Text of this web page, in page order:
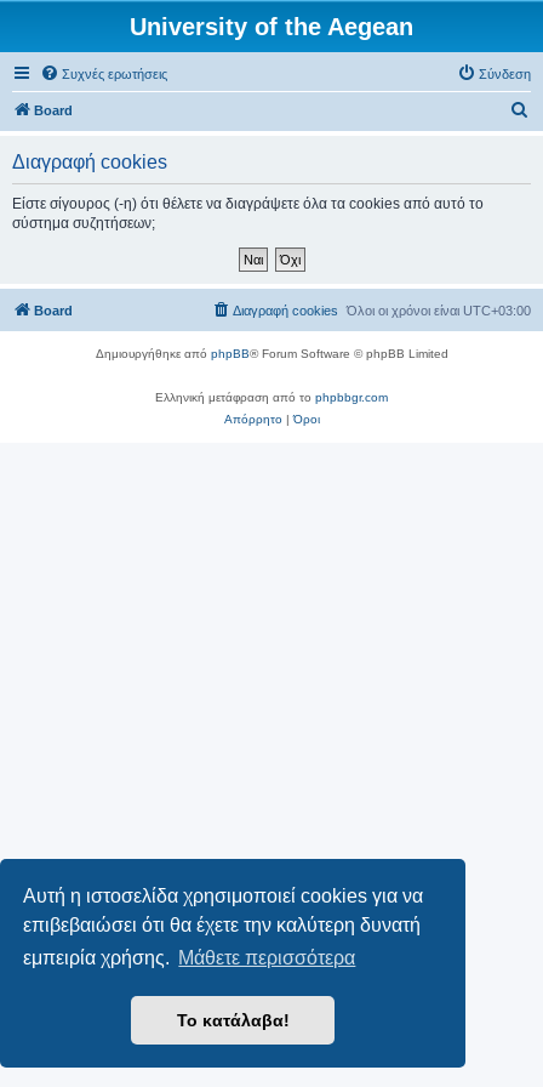
Αυτή η ιστοσελίδα χρησιμοποιεί cookies για να
επιβεβαιώσει ότι θα έχετε την καλύτερη δυνατή
εμπειρία χρήσης. Μάθετε περισσότερα
Το κατάλαβα!
University of the Aegean
Συχνές ερωτήσεις Σύνδεση
Board
σ
Διαγραφή cookies
Είστε σίγουρος (-η) ότι θέλετε να διαγράψετε όλα τα cookies από αυτό το
σύστημα συζητήσεων;
Board Όλοι οι χρόνοι είναι UTC+03:00
Διαγραφή cookies
Δημιουργήθηκε από phpBB® Forum Software © phpBB Limited
Ελληνική μετάφραση από το phpbbgr.com
Απόρρητο|Όροι